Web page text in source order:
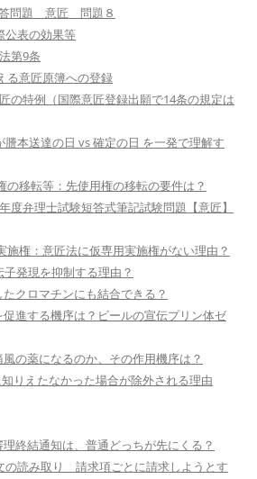
答問題 意匠 問題８
表の効果等
第9条
る意匠原簿への登録
特例（国際意匠登録出願で14条の規定は
本送達の日 vs 確定の日 を一発で理解す
の移転等：先使用権の移転の要件は？
度弁理士試験短答式筆記試験問題【意匠】
施権：意匠法に仮専用実施権がない理由？
発現を抑制する理由？
クロマチンにも結合できる？
進する機序は？ビールの宣伝プリン体ゼ
の薬になるのか、その作用機序は？
りえたなかった場合が除外される理由
終結通知は、普通どっちが先にくる？
の読み取り 請求項ごとに請求しようとす